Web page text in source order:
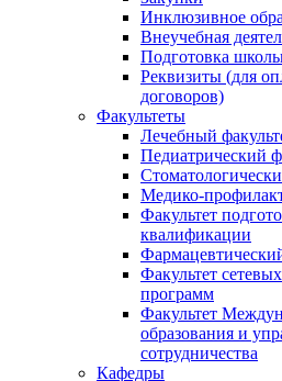
Инклюзивное
Внеучебная
Подготовка
Реквизиты (для
договоров)
Факультеты
Лечебный
Педиатрический
Медико-
Факультет
квалификации
Факультет
программ
Факультет
образования и
сотрудничества
Кафедры